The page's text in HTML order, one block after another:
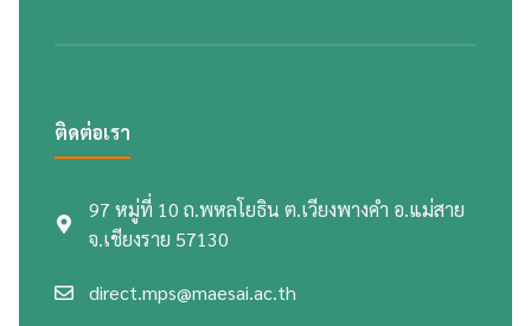
ติดต่อเรา
97 หมู่ที่ 10 ถ.พหลโยธิน ต.เวียงพางคำ อ.แม่สาย
จ.เชียงราย 57130
direct.mps@maesai.ac.th